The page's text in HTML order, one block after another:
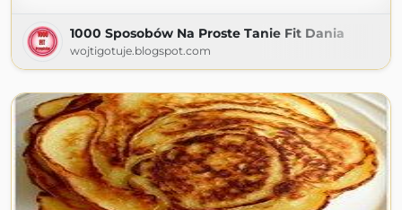
1000 Sposobów Na Proste Tanie Fit Dania
wojtigotuje.blogspot.com